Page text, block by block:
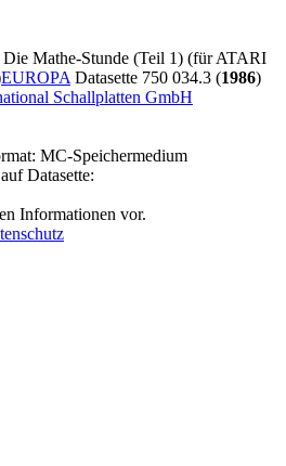
Mathe-Stunde (Teil 1) (für ATARI
EUROPA Datasette 750 034.3 (1986)
Schallplatten GmbH
MC-Speichermedium
Datasette:
Informationen vor.